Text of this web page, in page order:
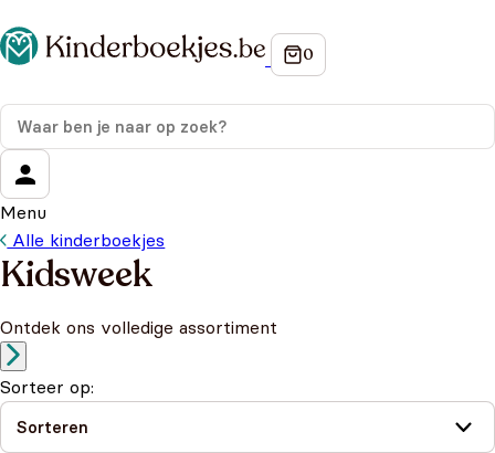
Menu
Alle kinderboekjes
Kidsweek
Ontdek ons volledige assortiment
Sorteer op: